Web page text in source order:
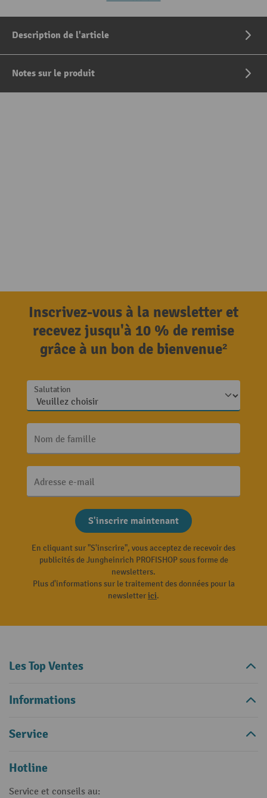
Description de l'article
Notes sur le produit
Inscrivez-vous à la newsletter et
recevez jusqu'à 10 % de remise
grâce à un bon de bienvenue²
Salutation
Nom de famille
Adresse e-mail
S'inscrire maintenant
En cliquant sur "S'inscrire", vous acceptez de recevoir des
publicités de Jungheinrich PROFISHOP sous forme de
newsletters.
Plus d'informations sur le traitement des données pour la
newsletterici.
Les Top Ventes
Informations
Service
Hotline
Service et conseils au: